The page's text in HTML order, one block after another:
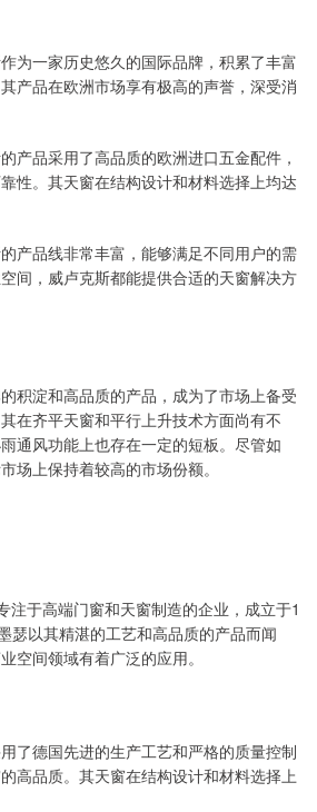
为一家历史悠久的国际品牌，积累了丰富
产品在欧洲市场享有极高的声誉，深受消
产品采用了高品质的欧洲进口五金配件，
性。其天窗在结构设计和材料选择上均达
产品线非常丰富，能够满足不同用户的需
间，威卢克斯都能提供合适的天窗解决方
积淀和高品质的产品，成为了市场上备受
在齐平天窗和平行上升技术方面尚有不
通风功能上也存在一定的短板。尽管如
场上保持着较高的市场份额。
注于高端门窗和天窗制造的企业，成立于1
瑟以其精湛的工艺和高品质的产品而闻
空间领域有着广泛的应用。
了德国先进的生产工艺和严格的质量控制
高品质。其天窗在结构设计和材料选择上